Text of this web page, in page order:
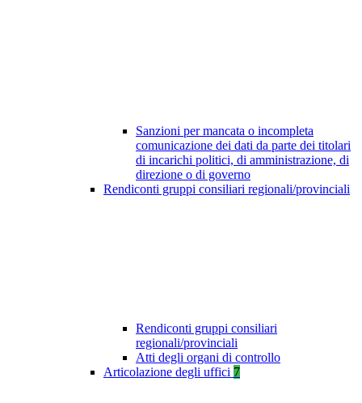
Sanzioni per mancata o incompleta
comunicazione dei dati da parte dei titolari
di incarichi politici, di amministrazione, di
direzione o di governo
Rendiconti gruppi consiliari regionali/provinciali
Rendiconti gruppi consiliari
regionali/provinciali
Atti degli organi di controllo
Articolazione degli uffici 7